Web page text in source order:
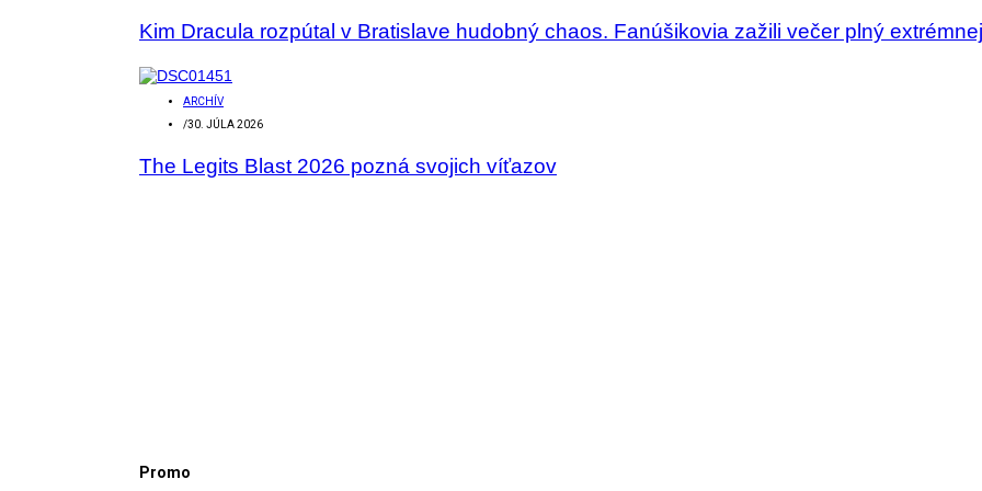
Kim Dracula rozpútal v Bratislave hudobný chaos. Fanúšikovia zažili večer plný
ARCHÍV
/30. JÚLA 2026
The Legits Blast 2026 pozná svojich víťazov
Promo